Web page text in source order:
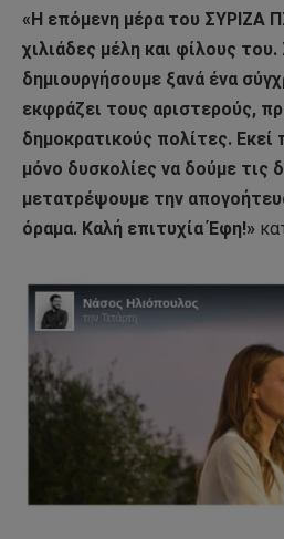
«Η επόμενη μέρα του ΣΥΡΙΖΑ
χιλιάδες μέλη και φίλους του.
δημιουργήσουμε ξανά ένα
εκφράζει τους αριστερούς,
δημοκρατικούς πολίτες. Εκεί
μόνο δυσκολίες να δούμε τις
μετατρέψουμε την
όραμα. Καλή επιτυχία Έφη!»